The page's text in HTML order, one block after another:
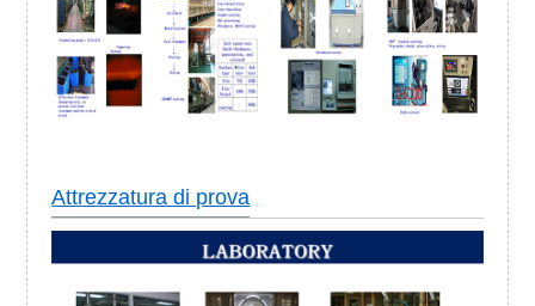
Attrezzatura di prova